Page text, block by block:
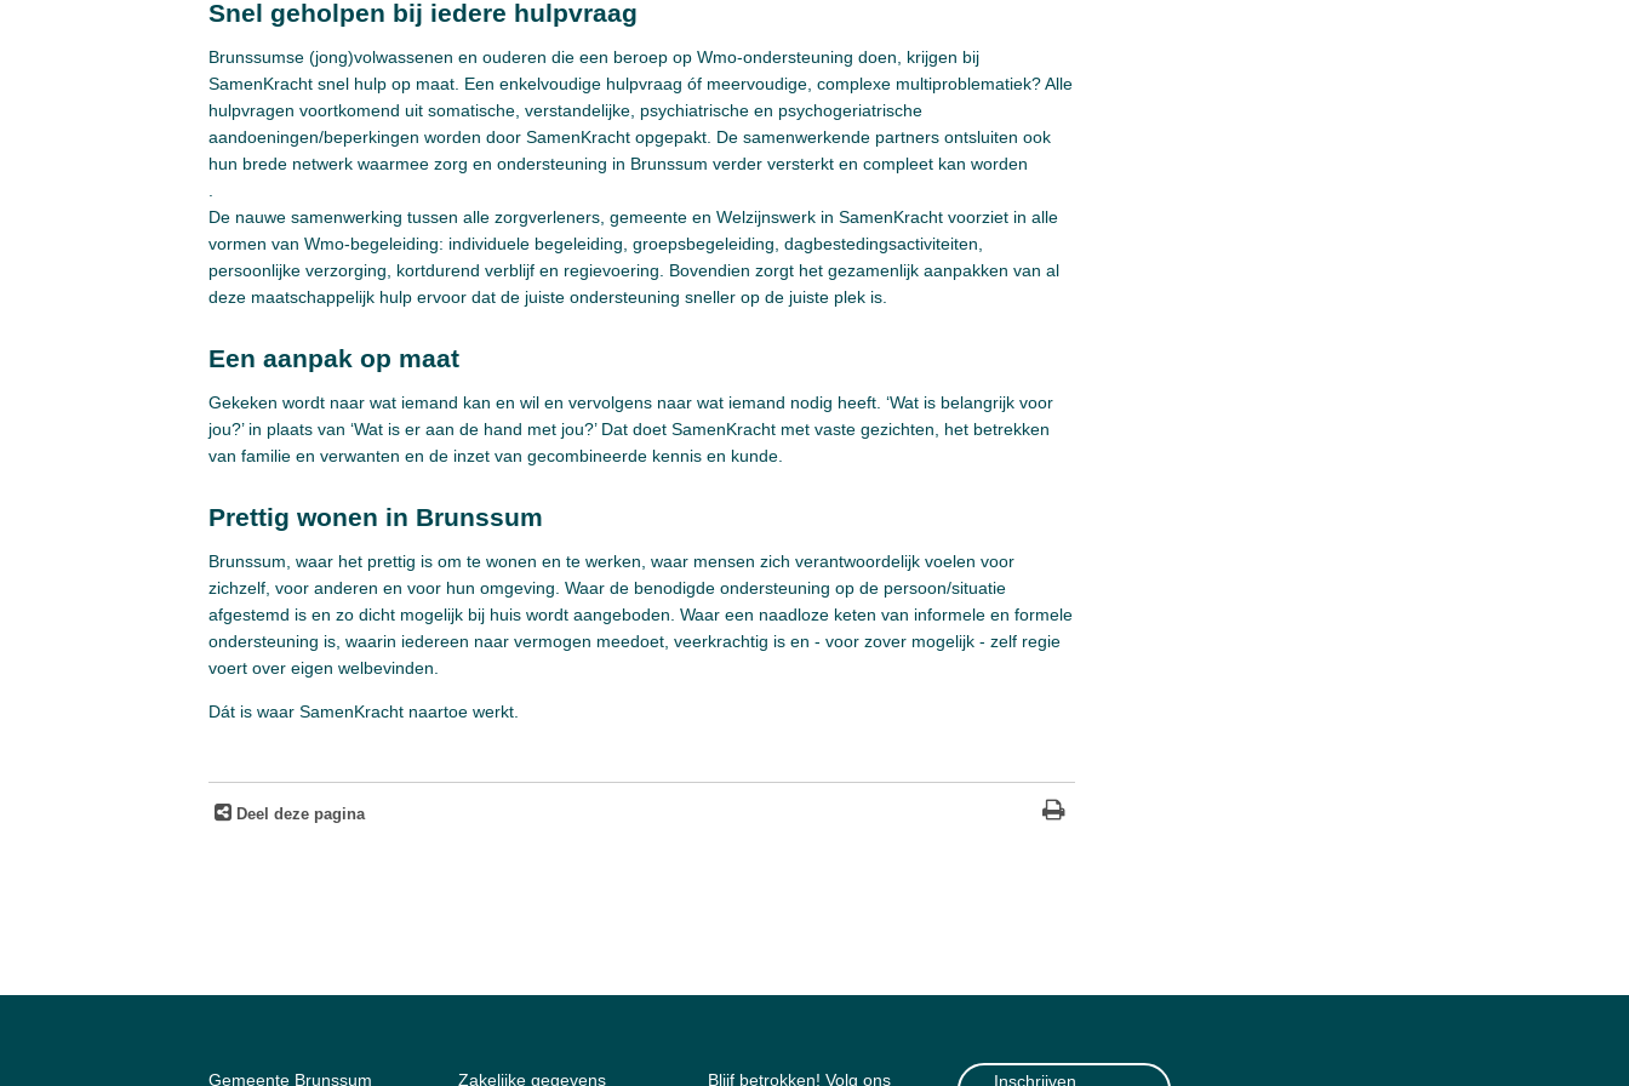
Snel geholpen bij iedere hulpvraag
Brunssumse (jong)volwassenen en ouderen die een beroep op Wmo-ondersteuning doen, krijgen bij
SamenKracht snel hulp op maat. Een enkelvoudige hulpvraag óf meervoudige, complexe multiproblematiek? Alle
hulpvragen voortkomend uit somatische, verstandelijke, psychiatrische en psychogeriatrische
aandoeningen/beperkingen worden door SamenKracht opgepakt. De samenwerkende partners ontsluiten ook
hun brede netwerk waarmee zorg en ondersteuning in Brunssum verder versterkt en compleet kan worden
De nauwe samenwerking tussen alle zorgverleners, gemeente en Welzijnswerk in SamenKracht voorziet in alle
vormen van Wmo-begeleiding: individuele begeleiding, groepsbegeleiding, dagbestedingsactiviteiten,
persoonlijke verzorging, kortdurend verblijf en regievoering. Bovendien zorgt het gezamenlijk aanpakken van al
deze maatschappelijk hulp ervoor dat de juiste ondersteuning sneller op de juiste plek is.
Een aanpak op maat
Gekeken wordt naar wat iemand kan en wil en vervolgens naar wat iemand nodig heeft. ‘Wat is belangrijk voor
jou?’ in plaats van ‘Wat is er aan de hand met jou?’ Dat doet SamenKracht met vaste gezichten, het betrekken
van familie en verwanten en de inzet van gecombineerde kennis en kunde.
Prettig wonen in Brunssum
Brunssum, waar het prettig is om te wonen en te werken, waar mensen zich verantwoordelijk voelen voor
zichzelf, voor anderen en voor hun omgeving. Waar de benodigde ondersteuning op de persoon/situatie
afgestemd is en zo dicht mogelijk bij huis wordt aangeboden. Waar een naadloze keten van informele en formele
ondersteuning is, waarin iedereen naar vermogen meedoet, veerkrachtig is en - voor zover mogelijk - zelf regie
voert over eigen welbevinden.
Dát is waar SamenKracht naartoe werkt.
Deel deze pagina
Gemeente Brunssum Zakelijke gegevens Blijf betrokken! Volg ons Inschrijven